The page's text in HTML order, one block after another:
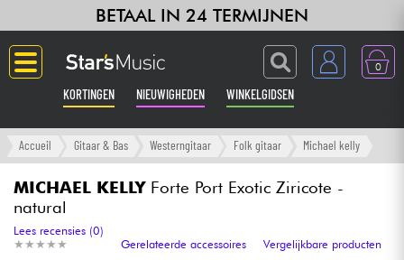
BETAAL IN 24 TERMIJNEN
0
KORTINGEN NIEUWIGHEDEN WINKELGIDSEN
Langue
Gitaar & Bas
Versterker & Effecten
Accueil Gitaar & Bas Westerngitaar Folk gitaar Michael kelly
MICHAEL KELLYForte Port Exotic Ziricote -
natural
★ ★ ★ ★ ★
★ ★ ★ ★ ★
Lees recensies (0)
Gerelateerde accessoires
Vergelijkbare producten